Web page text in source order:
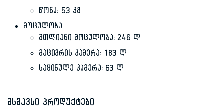
წონა: 53 კგ
მოცულობა
მთლიანი მოცულობა: 246 ლ
მაცივრის კამერა: 183 ლ
საყინულე კამერა: 63 ლ
მსგავსი პროდუქტები